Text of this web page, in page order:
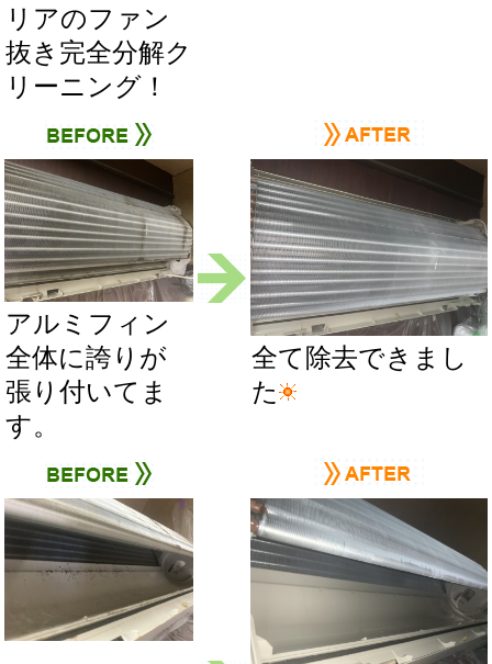
リアのファン
抜き完全分解ク
リーニング！
アルミフィン
全体に誇りが
張り付いてま
す。
全て除去できまし
た